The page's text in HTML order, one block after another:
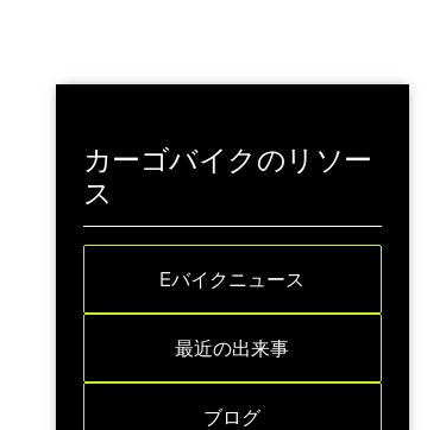
カーゴバイクのリソー
ス
Eバイクニュース
最近の出来事
ブログ